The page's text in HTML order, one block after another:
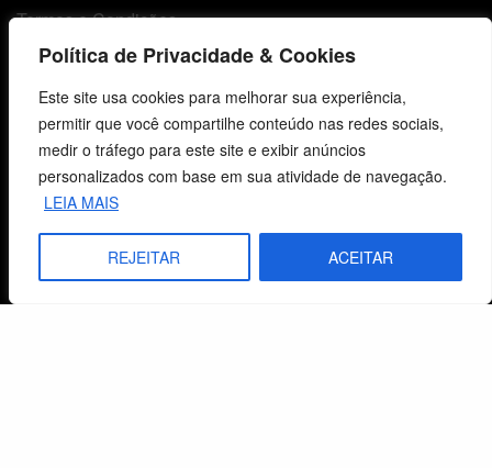
Política de Privacidade & Cookies
Este site usa cookies para melhorar sua experiência,
permitir que você compartilhe conteúdo nas redes sociais,
medir o tráfego para este site e exibir anúncios
personalizados com base em sua atividade de navegação.
LEIA MAIS
REJEITAR ACEITAR
Termos e Condições
Centro de Estudos Bíblicos
CNPJ: 29.832.607/0001-10
São Leopoldo, RS, Brasil
Fale Conosco